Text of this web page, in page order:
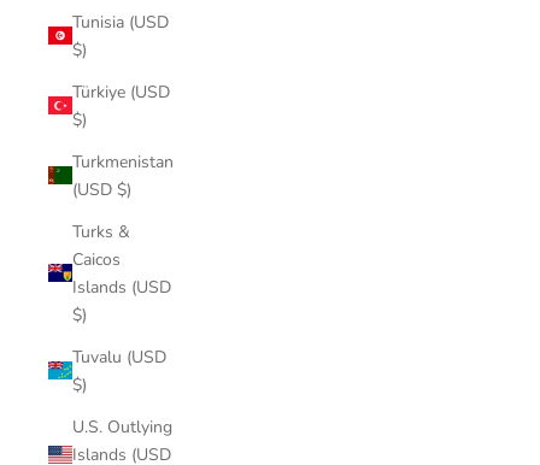
Tunisia (USD
$)
Türkiye (USD
$)
Turkmenistan
(USD $)
Turks &
Caicos
Islands (USD
$)
Tuvalu (USD
$)
U.S. Outlying
Islands (USD